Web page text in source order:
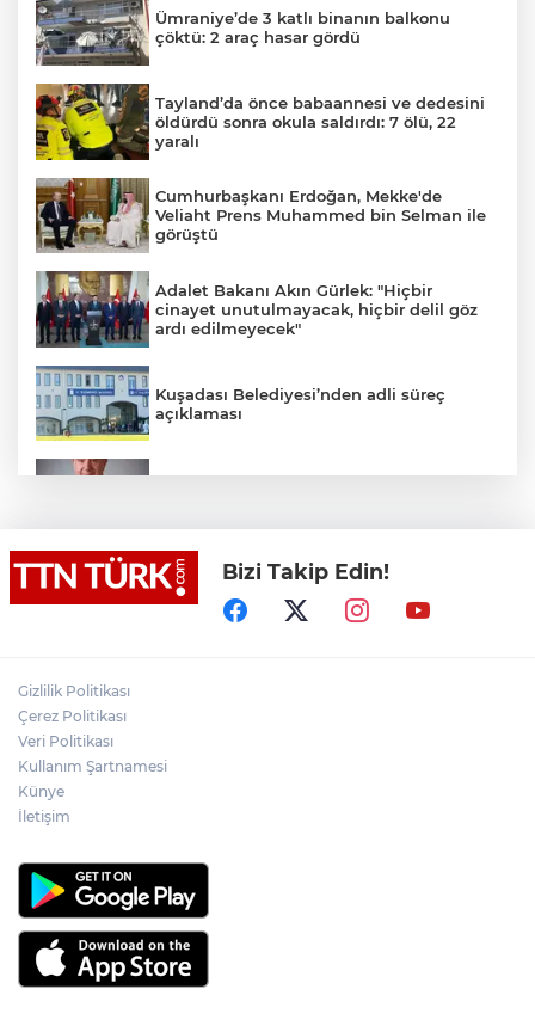
Ümraniye’de 3 katlı binanın balkonu
çöktü: 2 araç hasar gördü
Tayland’da önce babaannesi ve dedesini
öldürdü sonra okula saldırdı: 7 ölü, 22
yaralı
Cumhurbaşkanı Erdoğan, Mekke'de
Veliaht Prens Muhammed bin Selman ile
görüştü
Adalet Bakanı Akın Gürlek: "Hiçbir
cinayet unutulmayacak, hiçbir delil göz
ardı edilmeyecek"
Kuşadası Belediyesi’nden adli süreç
açıklaması
Yeni aldığı motosikletle kaza yapan genç
gözyaşları arasında toprağa verildi
Cumhurbaşkanı Erdoğan, Suudi
Bizi Takip Edin!
Gizlilik Politikası
Çerez Politikası
Veri Politikası
Kullanım Şartnamesi
Künye
İletişim